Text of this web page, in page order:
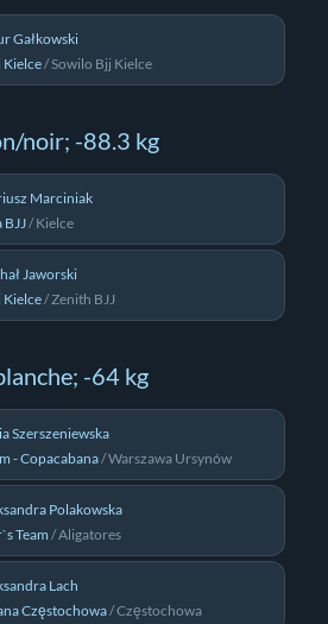
Gałkowski
Kielce/Sowilo Bjj Kielce
noir; -88.3 kg
Marciniak
BJJ/Kielce
Jaworski
Kielce/Zenith BJJ
-64 kg
Szerszeniewska
- Copacabana/Warszawa Ursynów
Polakowska
Team /Aligatores
Lach
Częstochowa/Częstochowa